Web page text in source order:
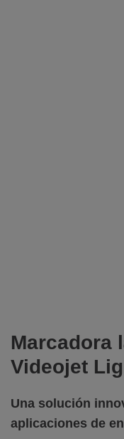
Marcadora
Videojet
Una solución
aplicaciones de